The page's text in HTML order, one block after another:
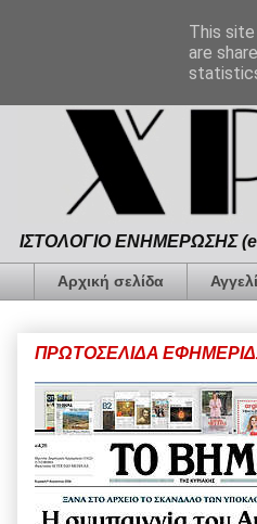
ΙΣΤΟΛΟΓΙΟ ΕΝΗΜΕΡΩΣΗΣ
Αρχική σελίδα
ΠΡΩΤΟΣΕΛΙΔΑ
This
are